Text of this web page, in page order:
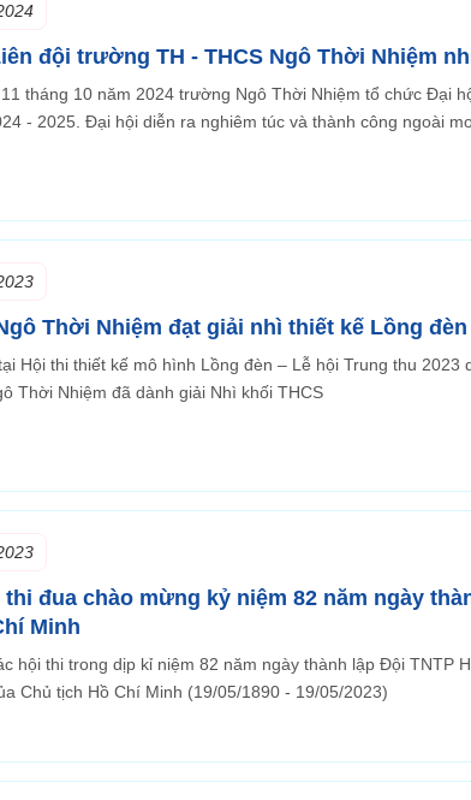
đội trường TH - THCS Ngô Thời Nhiệm
tháng 10 năm 2024 trường Ngô Thời Nhiệm tổ chức Đại
- 2025. Đại hội diễn ra nghiêm túc và thành công ngoài
Thời Nhiệm đạt giải nhì thiết kế Lồng
Hội thi thiết kế mô hình Lồng đèn – Lễ hội Trung thu
Thời Nhiệm đã dành giải Nhì khối THCS
đua chào mừng kỷ niệm 82 năm ngày
Minh
hội thi trong dịp kỉ niệm 82 năm ngày thành lập Đội TNTP
Chủ tịch Hồ Chí Minh (19/05/1890 - 19/05/2023)